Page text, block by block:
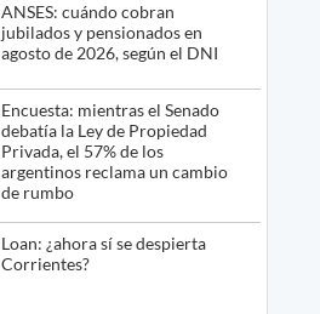
ANSES: cuándo cobran
jubilados y pensionados en
agosto de 2026, según el DNI
Encuesta: mientras el Senado
debatía la Ley de Propiedad
Privada, el 57% de los
argentinos reclama un cambio
de rumbo
Loan: ¿ahora sí se despierta
Corrientes?